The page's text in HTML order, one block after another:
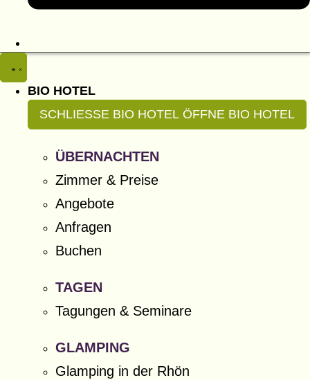
BIO HOTEL
SCHLIESSE BIO HOTEL
ÖFFNE BIO HOTEL
ÜBERNACHTEN
Zimmer & Preise
Angebote
Anfragen
Buchen
TAGEN
Tagungen & Seminare
GLAMPING
Glamping in der Rhön